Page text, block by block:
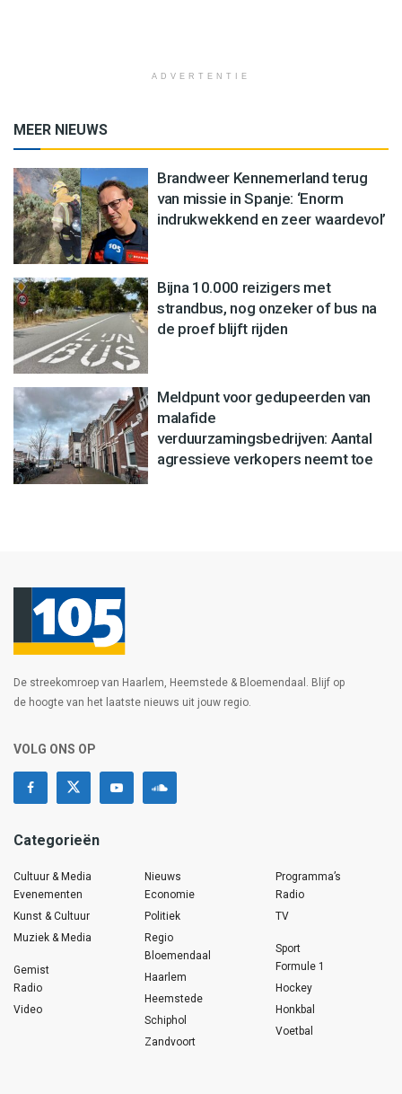
ADVERTENTIE
MEER NIEUWS
Brandweer Kennemerland terug
van missie in Spanje: ‘Enorm
indrukwekkend en zeer waardevol’
Bijna 10.000 reizigers met
strandbus, nog onzeker of bus na
de proef blijft rijden
Meldpunt voor gedupeerden van
malafide
verduurzamingsbedrijven: Aantal
agressieve verkopers neemt toe
De streekomroep van Haarlem, Heemstede & Bloemendaal. Blijf op
de hoogte van het laatste nieuws uit jouw regio.
VOLG ONS OP
Categorieën
Cultuur & Media
Evenementen
Kunst & Cultuur
Muziek & Media
Gemist
Radio
Video
Nieuws
Economie
Politiek
Regio
Bloemendaal
Haarlem
Heemstede
Schiphol
Zandvoort
Programma’s
Radio
TV
Sport
Formule 1
Hockey
Honkbal
Voetbal